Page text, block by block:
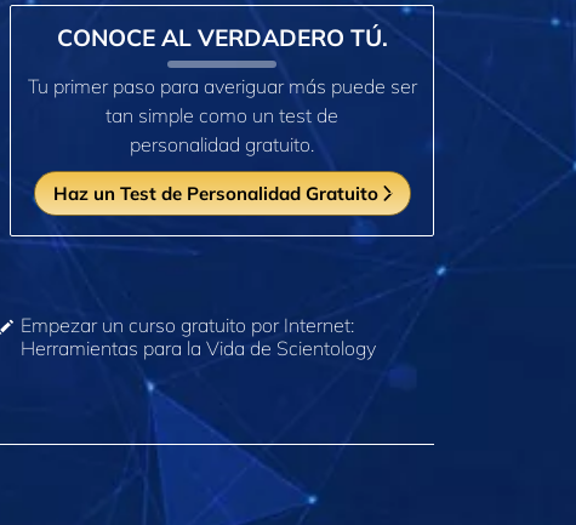
CONOCE AL VERDADERO TÚ.
Tu primer paso para averiguar más puede ser
tan simple como un test de
personalidad gratuito.
Haz un Test de Personalidad Gratuito
Empezar un curso gratuito por Internet:
Herramientas para la Vida de Scientology